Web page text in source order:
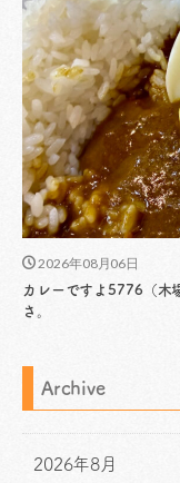
2026年08月06日
カレーですよ5776（木
さ。
Archive
2026年8月